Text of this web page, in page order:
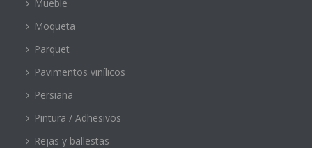
Mueble
Moqueta
Parquet
Pavimentos vinílicos
Persiana
Pintura / Adhesivos
Rejas y ballestas